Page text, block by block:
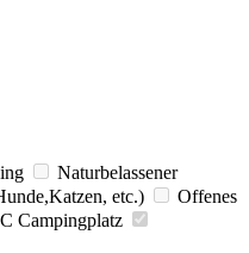
Naturbelassener
etc.)
Offenes
Campingplatz